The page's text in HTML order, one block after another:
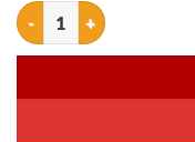
৳
Butt Enlargement Ginger